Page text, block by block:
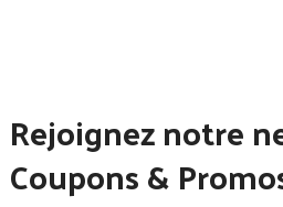
Rejoignez notre
Coupons &